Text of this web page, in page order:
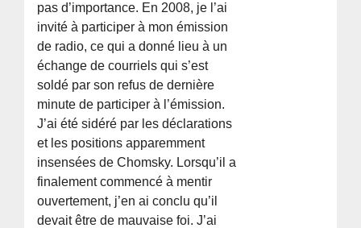
pas d’importance. En 2008, je l’ai
invité à participer à mon émission
de radio, ce qui a donné lieu à un
échange de courriels qui s’est
soldé par son refus de dernière
minute de participer à l’émission.
J’ai été sidéré par les déclarations
et les positions apparemment
insensées de Chomsky. Lorsqu’il a
finalement commencé à mentir
ouvertement, j’en ai conclu qu’il
devait être de mauvaise foi. J’ai